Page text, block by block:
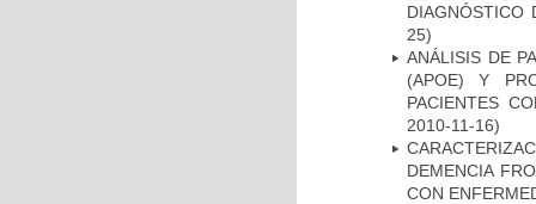
DIAGNÓSTICO
25)
ANÁLISIS DE
(APOE) Y
PACIENTES
2010-11-16)
DEMENCIA
CON